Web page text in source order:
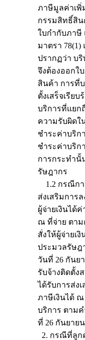
ภาษีมูลค่าเพิ่
กรรมสิทธิ์สิน
ใบกำกับภาษี
มาตรา
ปรากฏว่า บ
จึงต้องออกใ
สินค้า การที่
ตั้งเสร็จเรีย
บริการที่แยก
ความรับผิดใ
ชำระค่าบริก
ชำระค่าบริก
การกระทำนั้
รัษฎากร
1.2 กรณีกา
ส่งเสริมการ
ผู้จ่ายเงินได้
ณ ที่จ่าย ตาม
สั่งให้ผู้จ่ายเ
ประมวลรัษฎ
วันที่ 26 กันย
รับจ้างติดตั้ง
ได้รับการส่ง
ภาษีเงินได้ ณ
บริการ ตามค
ที่ 26 กันยาย
2. กรณีที่ลูก